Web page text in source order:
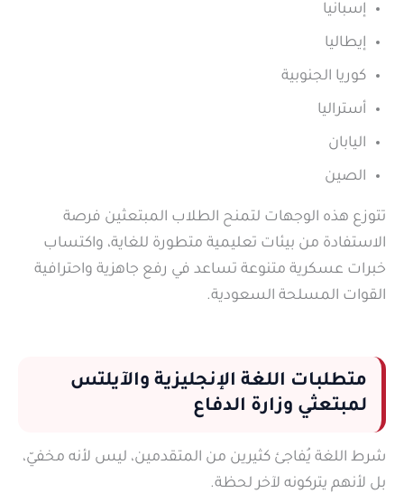
إسبانيا
إيطاليا
كوريا الجنوبية
أستراليا
اليابان
الصين
تتوزع هذه الوجهات لتمنح الطلاب المبتعثين فرصة
الاستفادة من بيئات تعليمية متطورة للغاية، واكتساب
خبرات عسكرية متنوعة تساعد في رفع جاهزية واحترافية
القوات المسلحة السعودية.
متطلبات اللغة الإنجليزية والآيلتس
لمبتعثي وزارة الدفاع
شرط اللغة يُفاجئ كثيرين من المتقدمين، ليس لأنه مخفيّ،
بل لأنهم يتركونه لآخر لحظة.